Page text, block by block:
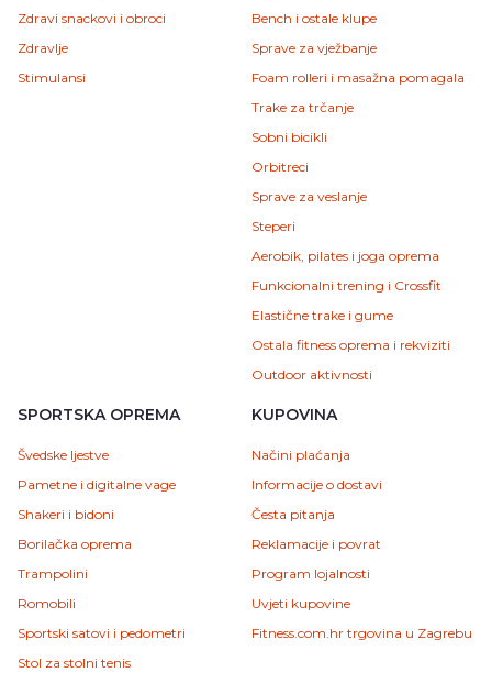
Zdravi snackovi i obroci
Zdravlje
Stimulansi
Bench i ostale klupe
Sprave za vježbanje
Foam rolleri i masažna pomagala
Trake za trčanje
Sobni bicikli
Orbitreci
Sprave za veslanje
Steperi
Aerobik, pilates i joga oprema
Funkcionalni trening i Crossfit
Elastične trake i gume
Ostala fitness oprema i rekviziti
Outdoor aktivnosti
SPORTSKA OPREMA
Švedske ljestve
Pametne i digitalne vage
Shakeri i bidoni
Borilačka oprema
Trampolini
Romobili
Sportski satovi i pedometri
Stol za stolni tenis
KUPOVINA
Načini plaćanja
Informacije o dostavi
Česta pitanja
Reklamacije i povrat
Program lojalnosti
Uvjeti kupovine
Fitness.com.hr trgovina u Zagrebu